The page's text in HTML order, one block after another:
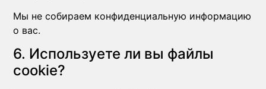
Мы не собираем конфиденциальную информацию
о вас.
6. Используете ли вы файлы
cookie?